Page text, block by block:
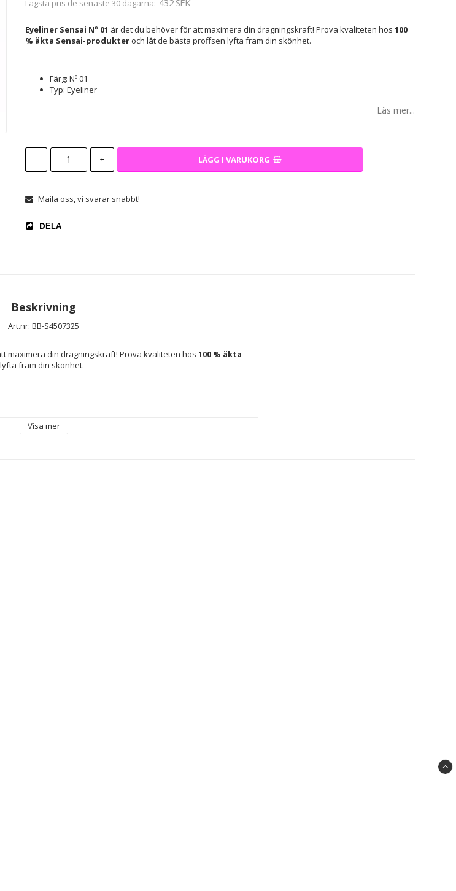
Lägsta pris de senaste 30 dagarna
Eyeliner Sensai Nº 01 är det du behöver för att maximera din dragningskraft! Prova kvaliteten hos 100
% äkta Sensai-produkteroch låt de bästa proffsen lyfta fram din skönhet.
Färg: Nº 01
Typ: Eyeliner
Läs mer...
- + LÄGG I VARUKORG
Maila oss, vi svarar snabbt!
DELA
Beskrivning
Art.nr: BB-S4507325
maximera din dragningskraft! Prova kvaliteten hos 100 % äkta
fram din skönhet.
Visa mer